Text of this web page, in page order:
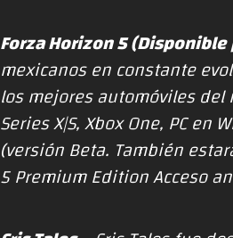
Forza Horizon 5
mexicanos en constante
los mejores automóviles
Series X|S, Xbox One, PC en
(versión Beta. También
5 Premium Edition Acceso